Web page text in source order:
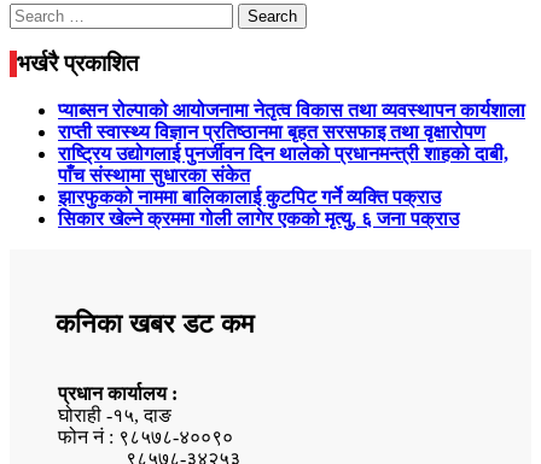
Search
for:
भर्खरै प्रकाशित
प्याब्सन रोल्पाको आयोजनामा नेतृत्व विकास तथा व्यवस्थापन कार्यशाला
राप्ती स्वास्थ्य विज्ञान प्रतिष्ठानमा बृहत सरसफाइ तथा वृक्षारोपण
राष्ट्रिय उद्योगलाई पुनर्जीवन दिन थालेको प्रधानमन्त्री शाहको दाबी,
पाँच संस्थामा सुधारका संकेत
झारफुकको नाममा बालिकालाई कुटपिट गर्ने व्यक्ति पक्राउ
सिकार खेल्ने क्रममा गोली लागेर एकको मृत्यु, ६ जना पक्राउ
कनिका खबर डट कम
प्रधान कार्यालय :
घोराही -१५, दाङ
फोन नं : ९८५७८-४००९०
९८५७८-३४२५३